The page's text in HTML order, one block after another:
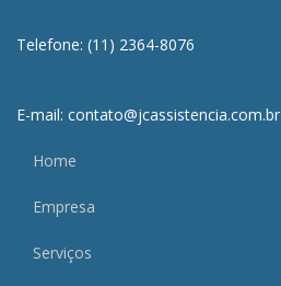
Telefone: (11) 2364-8076
E-mail: contato@jcassistencia.com.br
Home
Empresa
Serviços